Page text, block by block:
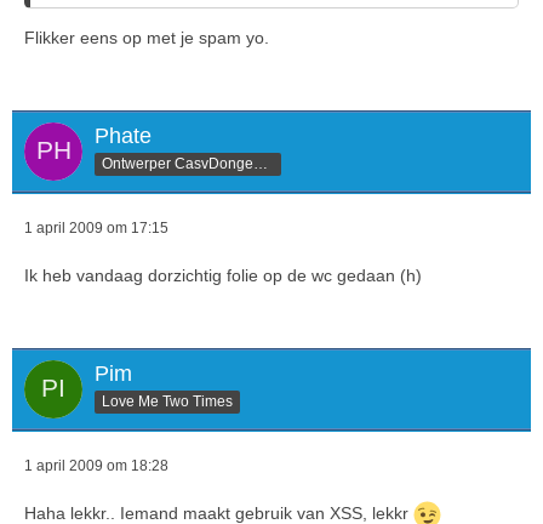
Flikker eens op met je spam yo.
Phate
1 april 2009 om 17:15
Ik heb vandaag dorzichtig folie op de wc gedaan (h)
Pim
Love Me Two Times
1 april 2009 om 18:28
Haha lekkr.. Iemand maakt gebruik van XSS, lekkr